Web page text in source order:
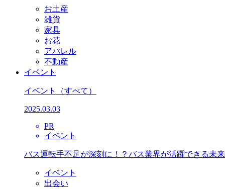
お土産
雑貨
家具
お花
アパレル
不動産
イベント
イベント （すべて）
2025.03.03
PR
イベント
バス運転手不足が深刻に！？バス業界が活躍できる未
イベント
出会い